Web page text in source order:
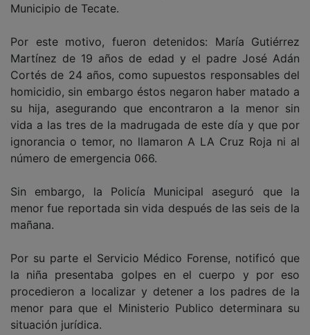
Municipio de Tecate.
Por este motivo, fueron detenidos: María Gutiérrez
Martínez de 19 años de edad y el padre José Adán
Cortés de 24 años, como supuestos responsables del
homicidio, sin embargo éstos negaron haber matado a
su hija, asegurando que encontraron a la menor sin
vida a las tres de la madrugada de este día y que por
ignorancia o temor, no llamaron A LA Cruz Roja ni al
número de emergencia 066.
Sin embargo, la Policía Municipal aseguró que la
menor fue reportada sin vida después de las seis de la
mañana.
Por su parte el Servicio Médico Forense, notificó que
la niña presentaba golpes en el cuerpo y por eso
procedieron a localizar y detener a los padres de la
menor para que el Ministerio Publico determinara su
situación jurídica.